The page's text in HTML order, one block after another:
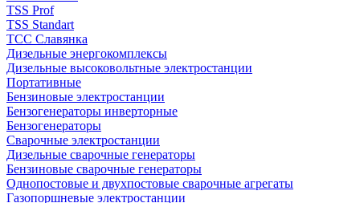
TSS Prof
TSS Standart
ТСС Славянка
Дизельные энергокомплексы
Дизельные высоковольтные электростанции
Портативные
Бензиновые электростанции
Бензогенераторы инверторные
Бензогенераторы
Сварочные электростанции
Дизельные сварочные генераторы
Бензиновые сварочные генераторы
Однопостовые и двухпостовые сварочные агрегаты
Газопоршневые электростанции